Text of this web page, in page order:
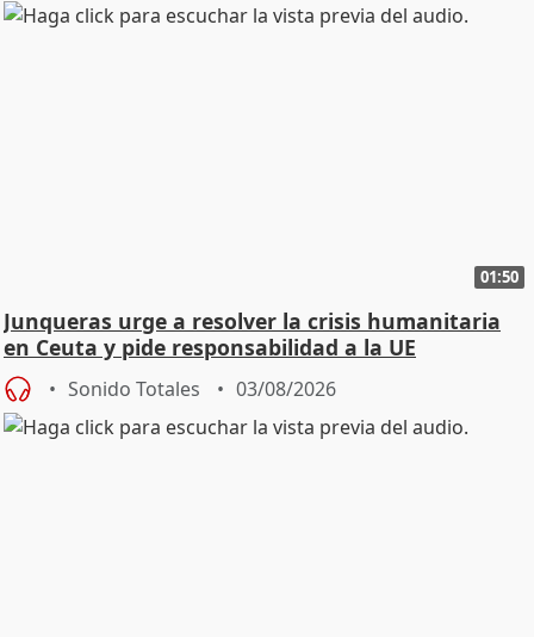
01:50
Junqueras urge a resolver la crisis humanitaria
en Ceuta y pide responsabilidad a la UE
Sonido Totales 03/08/2026